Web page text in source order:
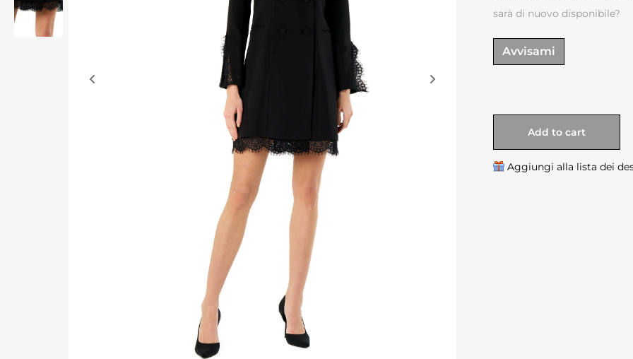
sarà di nuovo disponibile?
Avvisami
Add to cart
Aggiungi alla lista dei